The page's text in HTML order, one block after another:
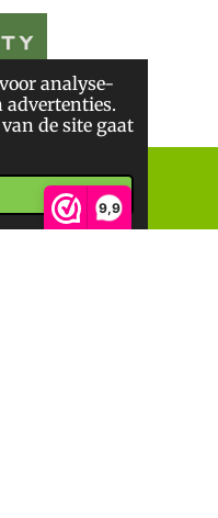
analyse-
advertenties.
de site gaat
9,9
Voorwaarden
Telefoonnummer